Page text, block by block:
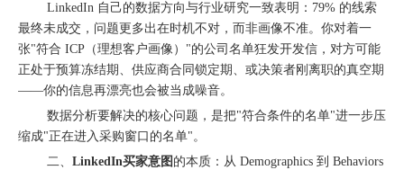
LinkedIn 自己的数据方向与行业研究一致表明：79% 的线索
最终未成交，问题更多出在时机不对，而非画像不准。你对着一
张"符合 ICP（理想客户画像）"的公司名单狂发开发信，对方可能
正处于预算冻结期、供应商合同锁定期、或决策者刚离职的真空期
——你的信息再漂亮也会被当成噪音。
数据分析要解决的核心问题，是把"符合条件的名单"进一步压
缩成"正在进入采购窗口的名单"。
二、 LinkedIn买家意图 的本质：从 Demographics 到 Behaviors